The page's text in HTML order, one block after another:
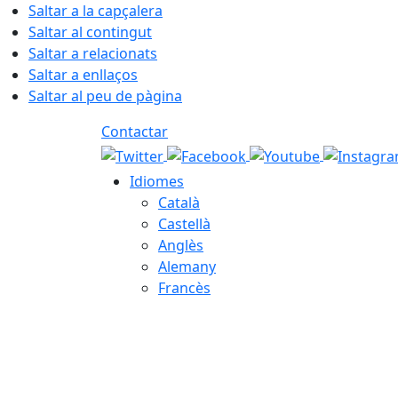
Saltar a la capçalera
Saltar al contingut
Saltar a relacionats
Saltar a enllaços
Saltar al peu de pàgina
Contactar
Idiomes
Català
Castellà
Anglès
Alemany
Francès